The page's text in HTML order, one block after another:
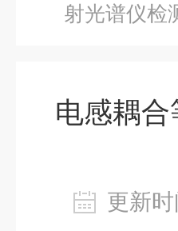
射光谱仪检
电感耦
更新